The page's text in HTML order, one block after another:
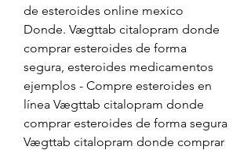
de esteroides online mexico
Donde. Vægttab citalopram donde
comprar esteroides de forma
segura, esteroides medicamentos
ejemplos - Compre esteroides en
línea Vægttab citalopram donde
comprar esteroides de forma segura
Vægttab citalopram donde comprar